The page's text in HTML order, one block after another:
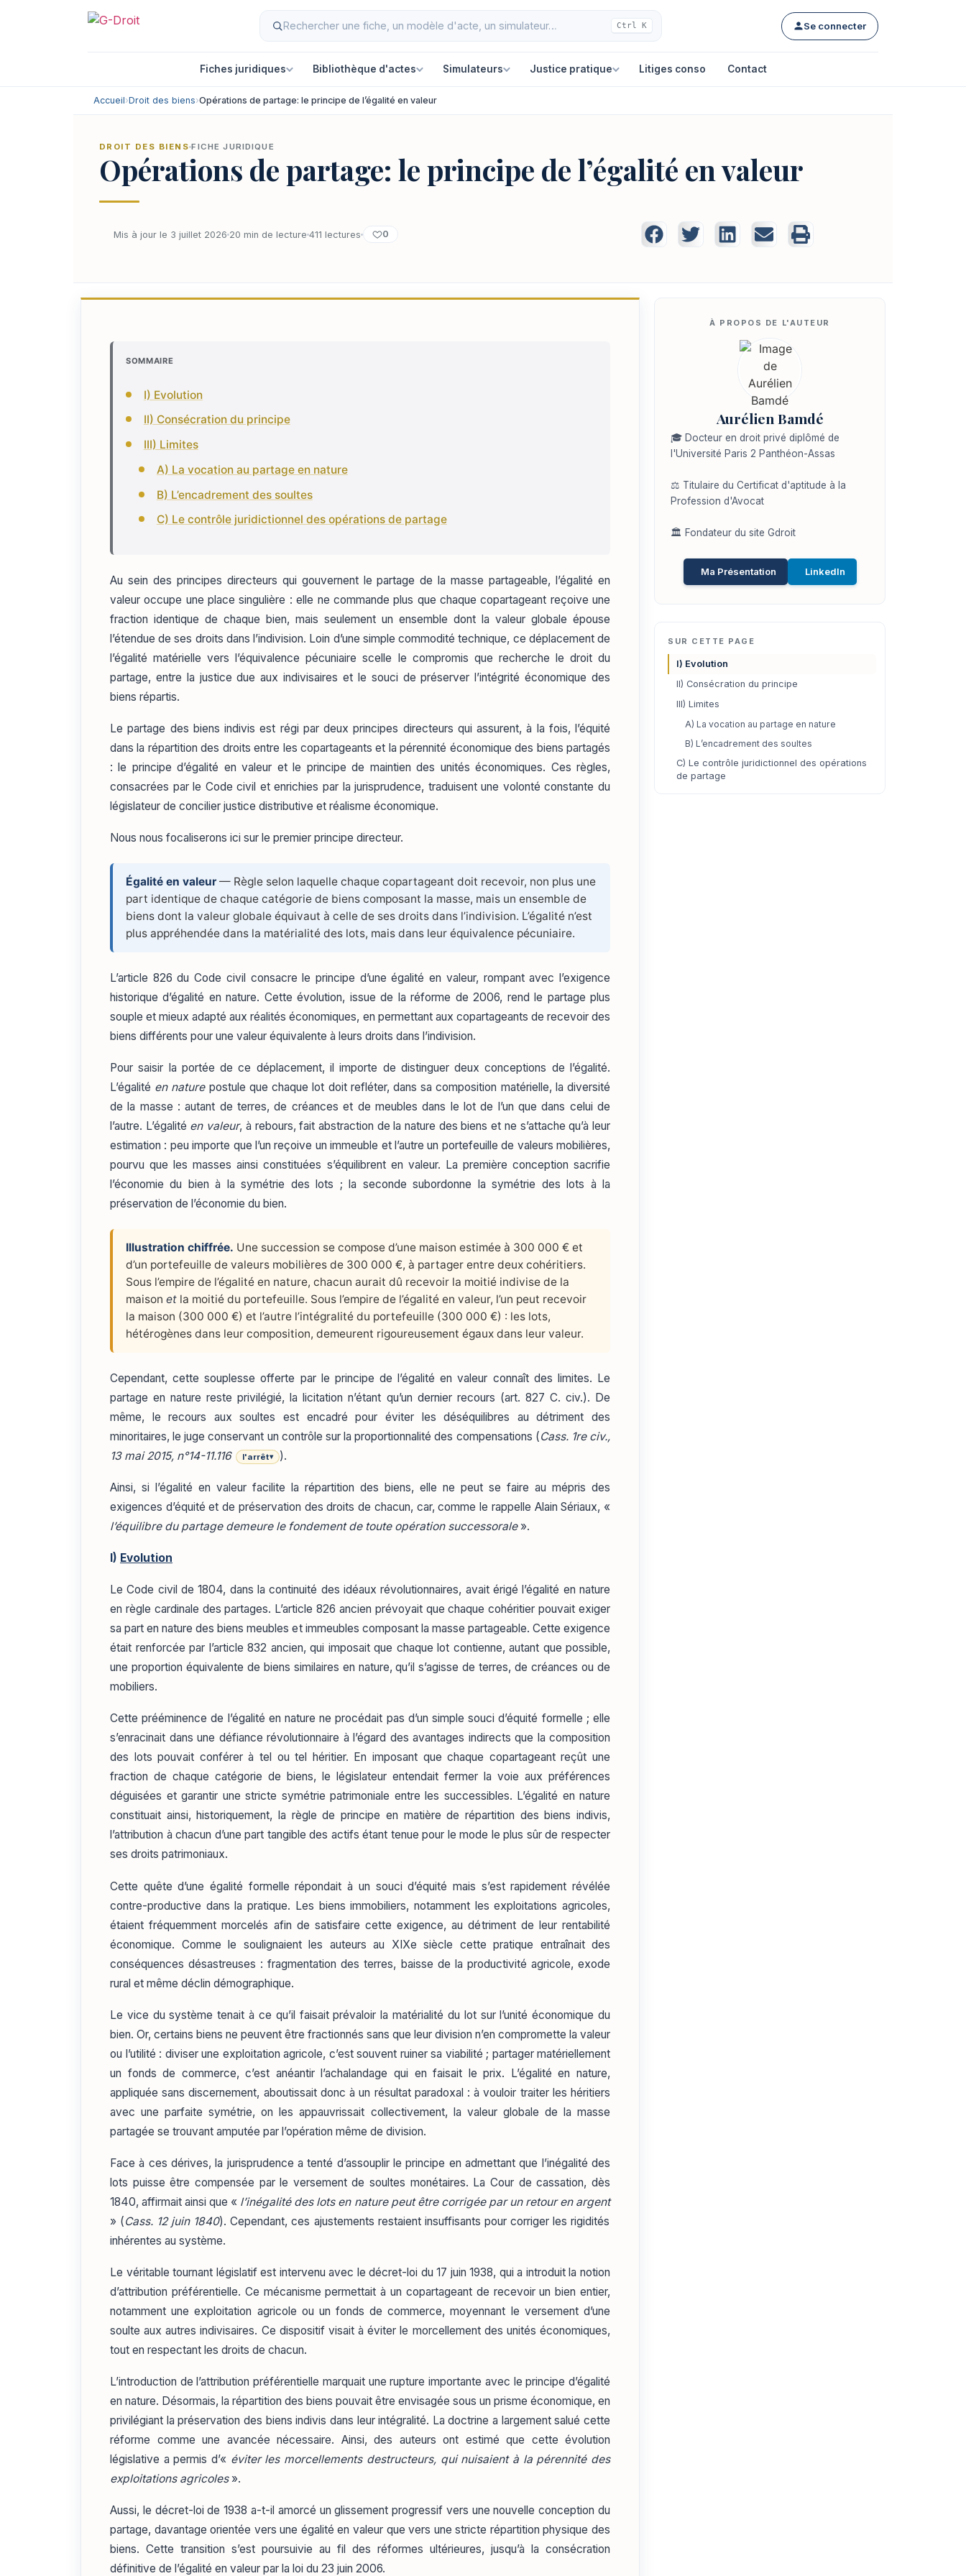
Ctrl K Se connecter
Fiches juridiques Bibliothèque d'actes Simulateurs Justice pratique Litiges conso Contact
Accueil›Droit des biens›Opérations de partage: le principe de l’égalité en valeur
DROIT DES BIENS FICHE JURIDIQUE
Opérations de partage: le principe de l’égalité en valeur
Mis à jour le 3 juillet 2026 20 min de lecture 411 lectures 0
SOMMAIRE
I) Evolution
II) Consécration du principe
III) Limites
A) La vocation au partage en nature
B) L’encadrement des soultes
C) Le contrôle juridictionnel des opérations de partage
Au sein des principes directeurs qui gouvernent le partage de la masse partageable, l’égalité en
valeur occupe une place singulière : elle ne commande plus que chaque copartageant reçoive une
fraction identique de chaque bien, mais seulement un ensemble dont la valeur globale épouse
l’étendue de ses droits dans l’indivision. Loin d’une simple commodité technique, ce déplacement de
l’égalité matérielle vers l’équivalence pécuniaire scelle le compromis que recherche le droit du
partage, entre la justice due aux indivisaires et le souci de préserver l’intégrité économique des
biens répartis.
Le partage des biens indivis est régi par deux principes directeurs qui assurent, à la fois, l’équité
dans la répartition des droits entre les copartageants et la pérennité économique des biens partagés
: le principe d’égalité en valeur et le principe de maintien des unités économiques. Ces règles,
consacrées par le Code civil et enrichies par la jurisprudence, traduisent une volonté constante du
législateur de concilier justice distributive et réalisme économique.
Nous nous focaliserons ici sur le premier principe directeur.
Égalité en valeur — Règle selon laquelle chaque copartageant doit recevoir, non plus une
part identique de chaque catégorie de biens composant la masse, mais un ensemble de
biens dont la valeur globale équivaut à celle de ses droits dans l’indivision. L’égalité n’est
plus appréhendée dans la matérialité des lots, mais dans leur équivalence pécuniaire.
L’article 826 du Code civil consacre le principe d’une égalité en valeur, rompant avec l’exigence
historique d’égalité en nature. Cette évolution, issue de la réforme de 2006, rend le partage plus
souple et mieux adapté aux réalités économiques, en permettant aux copartageants de recevoir des
biens différents pour une valeur équivalente à leurs droits dans l’indivision.
Pour saisir la portée de ce déplacement, il importe de distinguer deux conceptions de l’égalité.
L’égalité en naturepostule que chaque lot doit refléter, dans sa composition matérielle, la diversité
de la masse : autant de terres, de créances et de meubles dans le lot de l’un que dans celui de
l’autre. L’égalité en valeur, à rebours, fait abstraction de la nature des biens et ne s’attache qu’à leur
estimation : peu importe que l’un reçoive un immeuble et l’autre un portefeuille de valeurs mobilières,
pourvu que les masses ainsi constituées s’équilibrent en valeur. La première conception sacrifie
l’économie du bien à la symétrie des lots ; la seconde subordonne la symétrie des lots à la
préservation de l’économie du bien.
Illustration chiffrée. Une succession se compose d’une maison estimée à 300 000 € et
d’un portefeuille de valeurs mobilières de 300 000 €, à partager entre deux cohéritiers.
Sous l’empire de l’égalité en nature, chacun aurait dû recevoir la moitié indivise de la
maison et la moitié du portefeuille. Sous l’empire de l’égalité en valeur, l’un peut recevoir
la maison (300 000 €) et l’autre l’intégralité du portefeuille (300 000 €) : les lots,
hétérogènes dans leur composition, demeurent rigoureusement égaux dans leur valeur.
Cependant, cette souplesse offerte par le principe de l’égalité en valeur connaît des limites. Le
partage en nature reste privilégié, la licitation n’étant qu’un dernier recours (art. 827 C. civ.). De
même, le recours aux soultes est encadré pour éviter les déséquilibres au détriment des
minoritaires, le juge conservant un contrôle sur la proportionnalité des compensations (Cass. 1re civ.,
13 mai 2015, n°14-11.116
l'arrêt▾ ).
Ainsi, si l’égalité en valeur facilite la répartition des biens, elle ne peut se faire au mépris des
exigences d’équité et de préservation des droits de chacun, car, comme le rappelle Alain Sériaux, «
l’équilibre du partage demeure le fondement de toute opération successorale ».
I) Evolution
Le Code civil de 1804, dans la continuité des idéaux révolutionnaires, avait érigé l’égalité en nature
en règle cardinale des partages. L’article 826 ancien prévoyait que chaque cohéritier pouvait exiger
sa part en nature des biens meubles et immeubles composant la masse partageable. Cette exigence
était renforcée par l’article 832 ancien, qui imposait que chaque lot contienne, autant que possible,
une proportion équivalente de biens similaires en nature, qu’il s’agisse de terres, de créances ou de
mobiliers.
Cette prééminence de l’égalité en nature ne procédait pas d’un simple souci d’équité formelle ; elle
s’enracinait dans une défiance révolutionnaire à l’égard des avantages indirects que la composition
des lots pouvait conférer à tel ou tel héritier. En imposant que chaque copartageant reçût une
fraction de chaque catégorie de biens, le législateur entendait fermer la voie aux préférences
déguisées et garantir une stricte symétrie patrimoniale entre les successibles. L’égalité en nature
constituait ainsi, historiquement, la règle de principe en matière de répartition des biens indivis,
l’attribution à chacun d’une part tangible des actifs étant tenue pour le mode le plus sûr de respecter
ses droits patrimoniaux.
Cette quête d’une égalité formelle répondait à un souci d’équité mais s’est rapidement révélée
contre-productive dans la pratique. Les biens immobiliers, notamment les exploitations agricoles,
étaient fréquemment morcelés afin de satisfaire cette exigence, au détriment de leur rentabilité
économique. Comme le soulignaient les auteurs au XIXe siècle cette pratique entraînait des
conséquences désastreuses : fragmentation des terres, baisse de la productivité agricole, exode
rural et même déclin démographique.
Le vice du système tenait à ce qu’il faisait prévaloir la matérialité du lot sur l’unité économique du
bien. Or, certains biens ne peuvent être fractionnés sans que leur division n’en compromette la valeur
ou l’utilité : diviser une exploitation agricole, c’est souvent ruiner sa viabilité ; partager matériellement
un fonds de commerce, c’est anéantir l’achalandage qui en faisait le prix. L’égalité en nature,
appliquée sans discernement, aboutissait donc à un résultat paradoxal : à vouloir traiter les héritiers
avec une parfaite symétrie, on les appauvrissait collectivement, la valeur globale de la masse
partagée se trouvant amputée par l’opération même de division.
Face à ces dérives, la jurisprudence a tenté d’assouplir le principe en admettant que l’inégalité des
lots puisse être compensée par le versement de soultes monétaires. La Cour de cassation, dès
1840, affirmait ainsi que « l’inégalité des lots en nature peut être corrigée par un retour en argent
» (Cass. 12 juin 1840). Cependant, ces ajustements restaient insuffisants pour corriger les rigidités
inhérentes au système.
Le véritable tournant législatif est intervenu avec le décret-loi du 17 juin 1938, qui a introduit la notion
d’attribution préférentielle. Ce mécanisme permettait à un copartageant de recevoir un bien entier,
notamment une exploitation agricole ou un fonds de commerce, moyennant le versement d’une
soulte aux autres indivisaires. Ce dispositif visait à éviter le morcellement des unités économiques,
tout en respectant les droits de chacun.
L’introduction de l’attribution préférentielle marquait une rupture importante avec le principe d’égalité
en nature. Désormais, la répartition des biens pouvait être envisagée sous un prisme économique, en
privilégiant la préservation des biens indivis dans leur intégralité. La doctrine a largement salué cette
réforme comme une avancée nécessaire. Ainsi, des auteurs ont estimé que cette évolution
législative a permis d’« éviter les morcellements destructeurs, qui nuisaient à la pérennité des
exploitations agricoles».
Aussi, le décret-loi de 1938 a-t-il amorcé un glissement progressif vers une nouvelle conception du
partage, davantage orientée vers une égalité en valeur que vers une stricte répartition physique des
biens. Cette transition s’est poursuivie au fil des réformes ultérieures, jusqu’à la consécration
définitive de l’égalité en valeur par la loi du 23 juin 2006.
Aurélien Bamdé
🎓 Docteur en droit privé diplômé de
l'Université Paris 2 Panthéon-Assas
⚖️ Titulaire du Certificat d'aptitude à la
Profession d'Avocat
🏛️ Fondateur du site Gdroit
Ma Présentation LinkedIn
SUR CETTE PAGE
I) Evolution
II) Consécration du principe
III) Limites
A) La vocation au partage en nature
B) L’encadrement des soultes
C) Le contrôle juridictionnel des opérations
de partage